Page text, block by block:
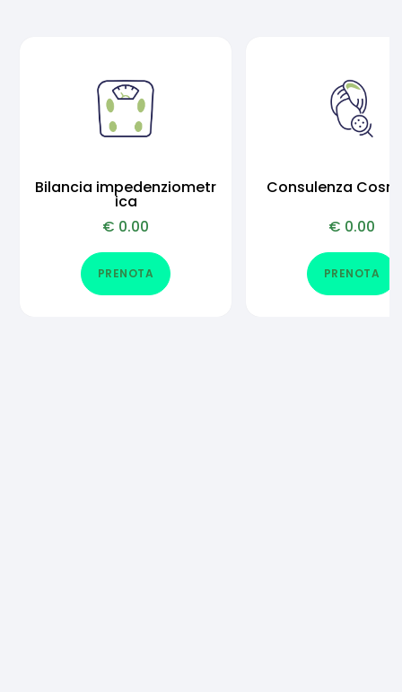
Bilancia impedenziometr
ica
€ 0.00
PRENOTA
Consulenza
€ 0.00
PRENOTA